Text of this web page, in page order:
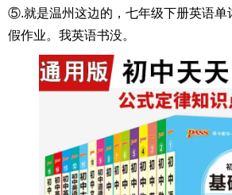
⑤.就是温州这边的，七年级下册英语单
假作业。我英语书没。